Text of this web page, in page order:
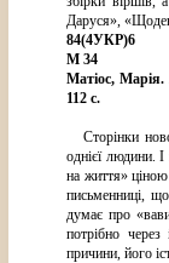
Даруся»,
84(4УКР)6
М 34
Матіос, Марія.
112 с.
Сторінки
однієї людини.
на життя» ціною
письменниці,
думає про
потрібно
причини, його